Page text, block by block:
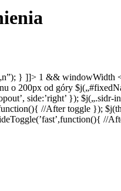
} ]]> 1 &&
o 200px od góry
side:’right’ });
//After toggle });
//